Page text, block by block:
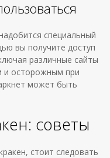
специальный
вы получите доступ
различные сайты
и осторожным при
может быть
советы
стоит следовать